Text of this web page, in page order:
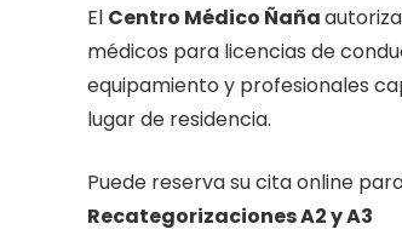
El Centro Médico Ñaña
médicos para licencias de
equipamiento y profesionales
lugar de residencia.
Puede reserva su cita online
Recategorizaciones A2 y A3